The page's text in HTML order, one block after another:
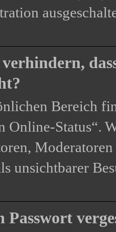
Bereich
Online-Status“.
unsichtbarer
Passwort